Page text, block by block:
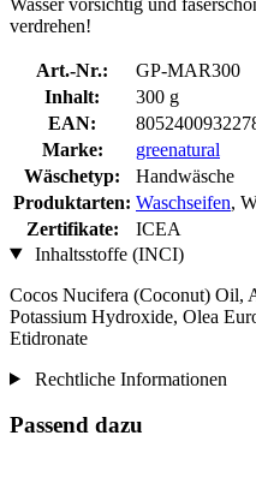
verdrehen!
Art.-Nr.:
GP-MAR300
Inhalt:
300 g
EAN:
Marke:
greenatural
Wäschetyp:
Handwäsche
Produktarten: Waschseifen,
Zertifikate:
ICEA
Inhaltsstoffe (INCI)
Cocos Nucifera (Coconut) Oil,
Potassium Hydroxide, Olea
Etidronate
Rechtliche Informationen
Passend dazu